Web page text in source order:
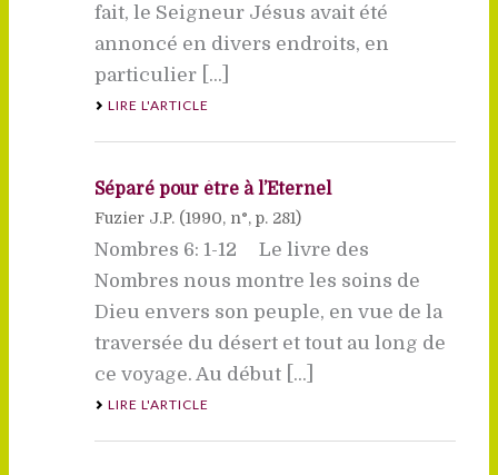
fait, le Seigneur Jésus avait été
annoncé en divers endroits, en
particulier [...]
LIRE L'ARTICLE
Séparé pour être à l’Eternel
Fuzier J.P. (1990, n°, p. 281)
Nombres 6: 1-12 Le livre des
Nombres nous montre les soins de
Dieu envers son peuple, en vue de la
traversée du désert et tout au long de
ce voyage. Au début [...]
LIRE L'ARTICLE